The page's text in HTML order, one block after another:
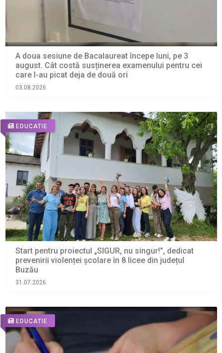
A doua sesiune de Bacalaureat începe luni, pe 3
august. Cât costă susținerea examenului pentru cei
care l-au picat deja de două ori
03.08.2026
EDUCATIE
Start pentru proiectul „SIGUR, nu singur!", dedicat
prevenirii violenței școlare în 8 licee din județul
Buzău
31.07.2026
EDUCATIE